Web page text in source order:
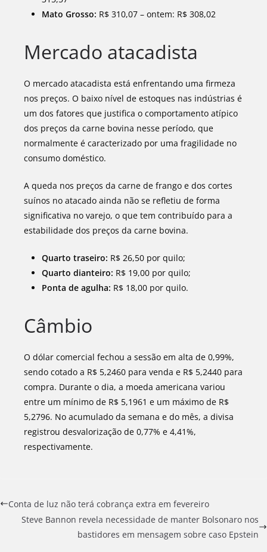
Mato Grosso: R$ 310,07 – ontem: R$ 308,02
Mercado atacadista
O mercado atacadista está enfrentando uma firmeza
nos preços. O baixo nível de estoques nas indústrias é
um dos fatores que justifica o comportamento atípico
dos preços da carne bovina nesse período, que
normalmente é caracterizado por uma fragilidade no
consumo doméstico.
A queda nos preços da carne de frango e dos cortes
suínos no atacado ainda não se refletiu de forma
significativa no varejo, o que tem contribuído para a
estabilidade dos preços da carne bovina.
Quarto traseiro: R$ 26,50 por quilo;
Quarto dianteiro: R$ 19,00 por quilo;
Ponta de agulha: R$ 18,00 por quilo.
Câmbio
O dólar comercial fechou a sessão em alta de 0,99%,
sendo cotado a R$ 5,2460 para venda e R$ 5,2440 para
compra. Durante o dia, a moeda americana variou
entre um mínimo de R$ 5,1961 e um máximo de R$
5,2796. No acumulado da semana e do mês, a divisa
registrou desvalorização de 0,77% e 4,41%,
respectivamente.
Conta de luz não terá cobrança extra em fevereiro
Steve Bannon revela necessidade de manter Bolsonaro nos
bastidores em mensagem sobre caso Epstein